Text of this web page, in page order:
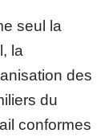
seul la
la
des
du
conformes